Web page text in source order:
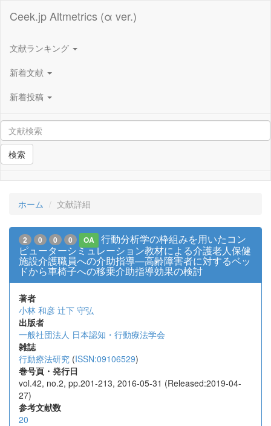
Ceek.jp Altmetrics (α ver.)
文献ランキング
新着文献
新着投稿
検索
ホーム 文献詳細
2 0 0 0 OA
行動分析学の枠組みを用いたコン
ピューターシミュレーション教材による介護老人保健
施設介護職員への介助指導—高齢障害者に対するベッ
ドから車椅子への移乗介助指導効果の検討
著者
小林 和彦 辻下 守弘
出版者
一般社団法人 日本認知・行動療法学会
雑誌
行動療法研究 (ISSN:09106529)
巻号頁・発行日
vol.42, no.2, pp.201-213, 2016-05-31 (Released:2019-04-
27)
参考文献数
20